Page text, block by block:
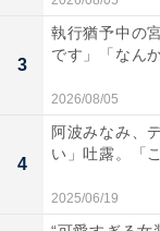
3
執行猶予中の
です」「なん
2026/08/05
4
阿波みなみ、
い」吐露。「
2025/06/19